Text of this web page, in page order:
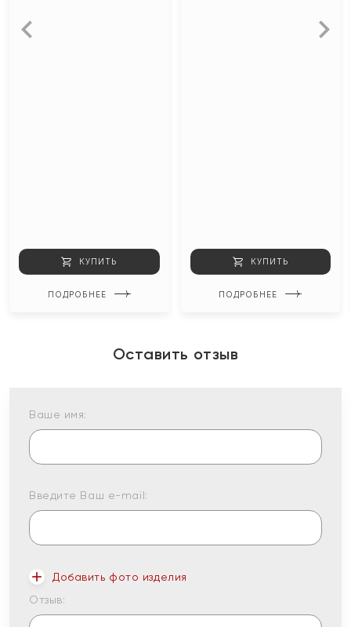
КУПИТЬ
ПОДРОБНЕЕ
КУПИТЬ
ПОДРОБНЕЕ
Оставить отзыв
Ваше имя:
Введите Ваш e-mail:
Добавить фото изделия
Отзыв: